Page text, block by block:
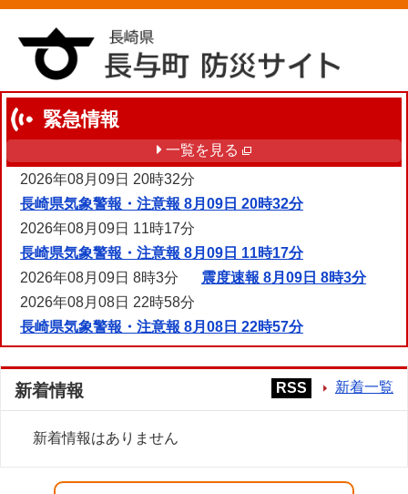
緊急情報
一覧を見る
2026年08月09日 20時32分
長崎県気象警報・注意報 8月09日 20時32分
2026年08月09日 11時17分
長崎県気象警報・注意報 8月09日 11時17分
2026年08月09日 8時3分
震度速報 8月09日 8時3分
2026年08月08日 22時58分
長崎県気象警報・注意報 8月08日 22時57分
新着情報 RSS 新着一覧
新着情報はありません